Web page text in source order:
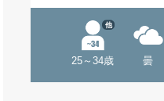
25～34歳
他
曇